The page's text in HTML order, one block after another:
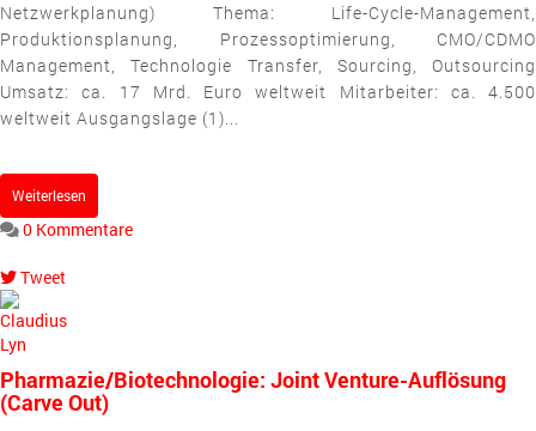
Netzwerkplanung) Thema: Life-Cycle-Management,
Produktionsplanung, Prozessoptimierung, CMO/CDMO
Management, Technologie Transfer, Sourcing, Outsourcing
Umsatz: ca. 17 Mrd. Euro weltweit Mitarbeiter: ca. 4.500
weltweit Ausgangslage (1)...
Weiterlesen
0 Kommentare
Tweet
pinterest
Pharmazie/Biotechnologie: Joint Venture-Auflösung
(Carve Out)